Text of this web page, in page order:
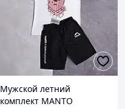
Мужской летний
комплект MANTO